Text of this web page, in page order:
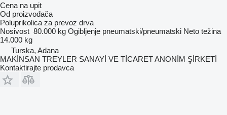
Cena na upit
Od proizvođača
Poluprikolica za prevoz drva
Nosivost 80.000 kg Ogibljenje pneumatski/pneumatski Neto težina
14.000 kg
Turska, Adana
MAKİNSAN TREYLER SANAYİ VE TİCARET ANONİM ŞİRKETİ
Kontaktirajte prodavca